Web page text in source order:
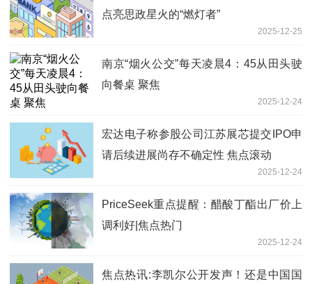
点亮思政星火的“燃灯者”
2025-12-25
南京“烟火公交”每天凌晨4：45从田头驶
向餐桌 聚焦
2025-12-24
宏达电子称参股公司江苏展芯提交IPO申
请后续进展尚存不确定性 焦点滚动
2025-12-24
PriceSeek重点提醒：醋酸丁酯出厂价上
调利好|焦点热门
2025-12-24
焦点热讯:李凯尔公开发声！还是中国国